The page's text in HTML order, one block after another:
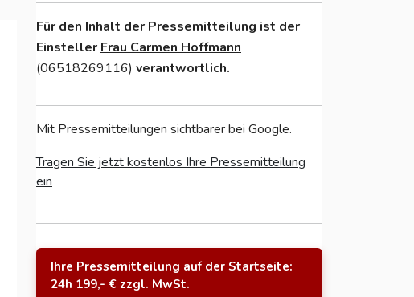
Für den Inhalt der Pressemitteilung ist der
Einsteller Frau Carmen Hoffmann
(06518269116) verantwortlich.
Mit Pressemitteilungen sichtbarer bei Google.
Tragen Sie jetzt kostenlos Ihre Pressemitteilung
ein
Ihre Pressemitteilung auf der Startseite:
24h 199,- € zzgl. MwSt.